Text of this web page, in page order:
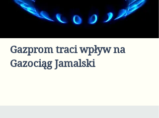
Gazprom traci wpływ na
Gazociąg Jamalski